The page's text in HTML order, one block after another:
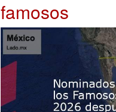
famosos